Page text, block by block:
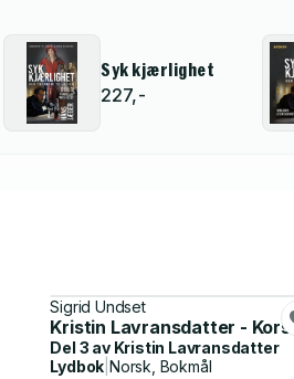
Syk kjærlighet
227,-
Sigrid Undset
Kristin Lavransdatter -
Del 3 av Kristin Lavransdatter
Lydbok Norsk, Bokmål